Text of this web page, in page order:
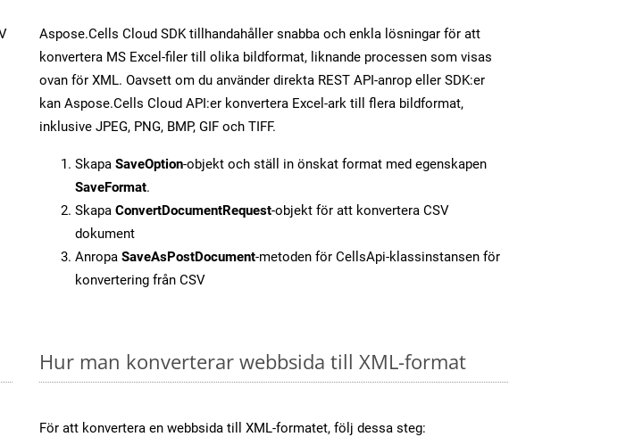
Aspose.Cells Cloud SDK tillhandahåller snabba och enkla lösningar för att
konvertera MS Excel-filer till olika bildformat, liknande processen som visas
ovan för XML. Oavsett om du använder direkta REST API-anrop eller SDK:er
kan Aspose.Cells Cloud API:er konvertera Excel-ark till flera bildformat,
inklusive JPEG, PNG, BMP, GIF och TIFF.
Skapa SaveOption-objekt och ställ in önskat format med egenskapen
SaveFormat.
Skapa ConvertDocumentRequest-objekt för att konvertera CSV
dokument
Anropa SaveAsPostDocument-metoden för CellsApi-klassinstansen för
konvertering från CSV
Hur man konverterar webbsida till XML-format
För att konvertera en webbsida till XML-formatet, följ dessa steg: